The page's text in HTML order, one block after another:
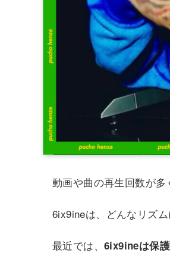
動画や曲の再生回数が多
6ix9ineは、どんなリズ
最近では、 6ix9ineは保